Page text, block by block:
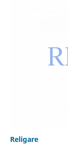
Religare